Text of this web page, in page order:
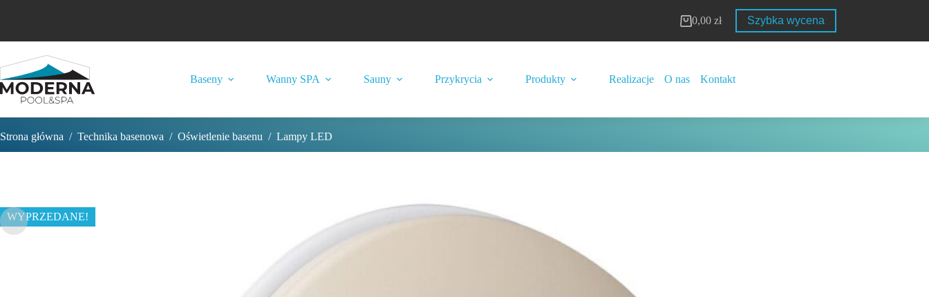
Koszyk
0,00 zł Szybka wycena
Baseny Wanny SPA Sauny Przykrycia Produkty Realizacje O nas Kontakt
Strona główna / Technika basenowa / Oświetlenie basenu / Lampy LED
WYPRZEDANE!